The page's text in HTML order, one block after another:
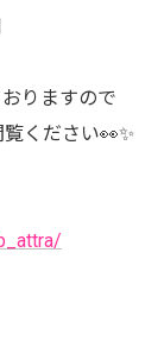
りますので
ください👀✨